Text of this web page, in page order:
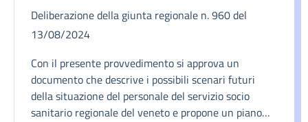
Deliberazione della giunta regionale n. 960 del
13/08/2024
Con il presente provvedimento si approva un
documento che descrive i possibili scenari futuri
della situazione del personale del servizio socio
sanitario regionale del veneto e propone un piano